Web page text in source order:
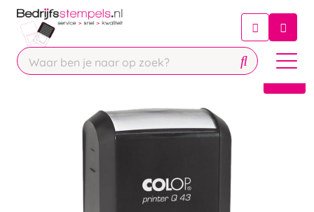
Chatbot
Chat 24/7 met onze chatbot voor
Contact